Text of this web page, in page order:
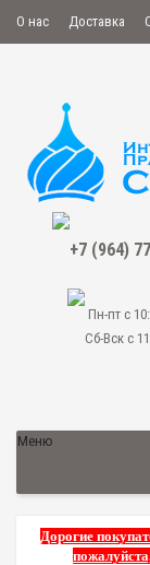
О нас Доставка
+7 (964)
Пн-пт с
Сб-Вск с
Меню
Дорогие